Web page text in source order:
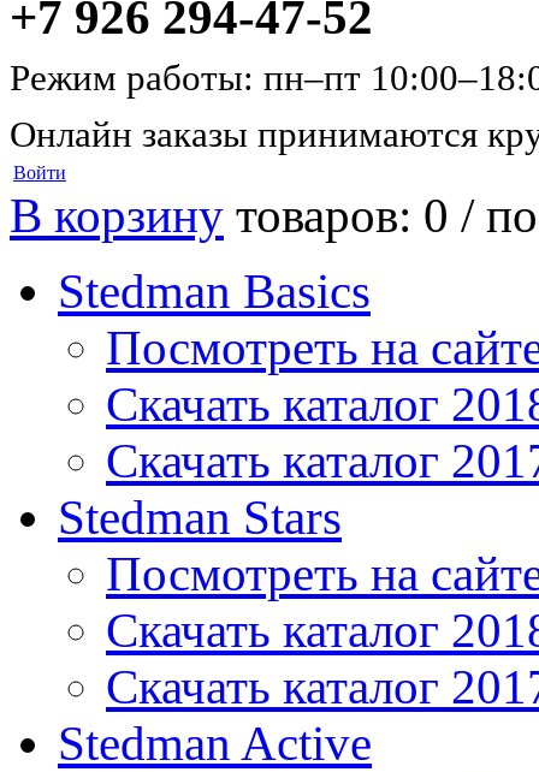
+7 926 294-47-52
Режим работы: пн–пт
Онлайн заказы принимаются
Войти
В корзину товаров: 0 /
Stedman Basics
Посмотреть на
Скачать каталог
Скачать каталог
Stedman Stars
Посмотреть на
Скачать каталог
Скачать каталог
Stedman Active